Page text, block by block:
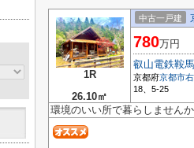
1R
26.10㎡
中古一戸建
780万円
叡山電鉄鞍
京都府京都市
18、5-25
環境のいい所で暮らしません